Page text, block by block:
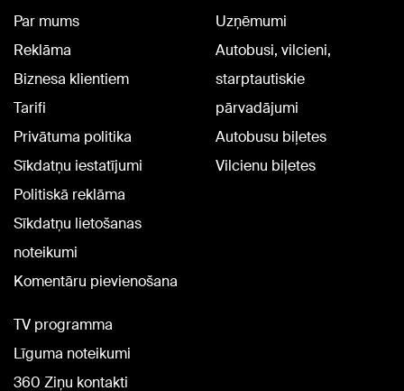
Par mums
Reklāma
Biznesa klientiem
Tarifi
Privātuma politika
Sīkdatņu iestatījumi
Politiskā reklāma
Sīkdatņu lietošanas
noteikumi
Komentāru pievienošana
Uzņēmumi
Autobusi, vilcieni,
starptautiskie
pārvadājumi
Autobusu biļetes
Vilcienu biļetes
TV programma
Līguma noteikumi
360 Ziņu kontakti